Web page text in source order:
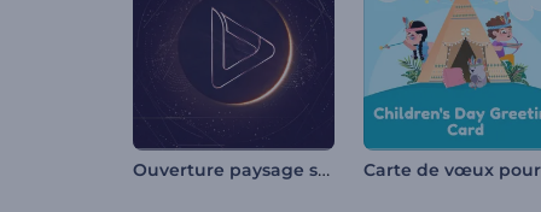
Ouverture paysage sablonneux